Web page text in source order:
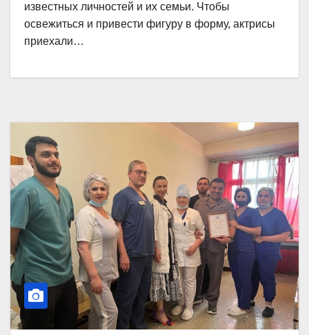
известных личностей и их семьи. Чтобы
освежиться и привести фигуру в форму, актрисы
приехали…